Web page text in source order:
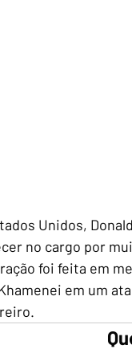
Unidos,
no cargo por
foi feita em
em um